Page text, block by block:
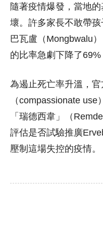
隨著疫情爆發，當地
壞。許多家長不敢帶
巴瓦盧（Mongbwalu
的比率急劇下降了69%
為遏止死亡率升溫，
（compassionate
「瑞德西韋」（
評估是否試驗推廣
壓制這場失控的疫情。